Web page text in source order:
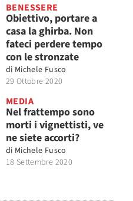
BENESSERE
Obiettivo, portare a
casa la ghirba. Non
fateci perdere tempo
con le stronzate
di Michele Fusco
29 Ottobre 2020
MEDIA
Nel frattempo sono
morti i vignettisti, ve
ne siete accorti?
di Michele Fusco
18 Settembre 2020